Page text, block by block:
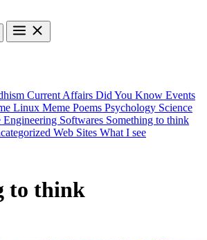
Current Affairs Did You Know Events
Linux Meme Poems Psychology Science
Engineering Softwares Something to think
Web Sites What I see
to think